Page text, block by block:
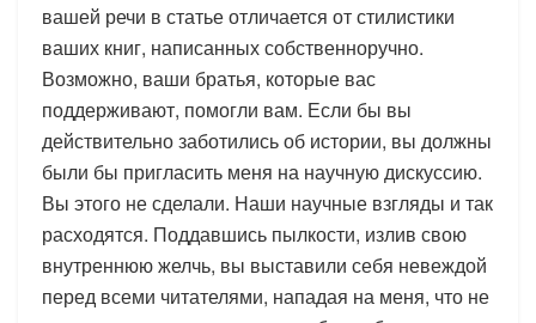
вашей речи в статье отличается от стилистики
ваших книг, написанных собственноручно.
Возможно, ваши братья, которые вас
поддерживают, помогли вам. Если бы вы
действительно заботились об истории, вы должны
были бы пригласить меня на научную дискуссию.
Вы этого не сделали. Наши научные взгляды и так
расходятся. Поддавшись пылкости, излив свою
внутреннюю желчь, вы выставили себя невеждой
перед всеми читателями, нападая на меня, что не